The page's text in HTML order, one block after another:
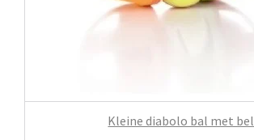
Kleine diabolo bal met bel